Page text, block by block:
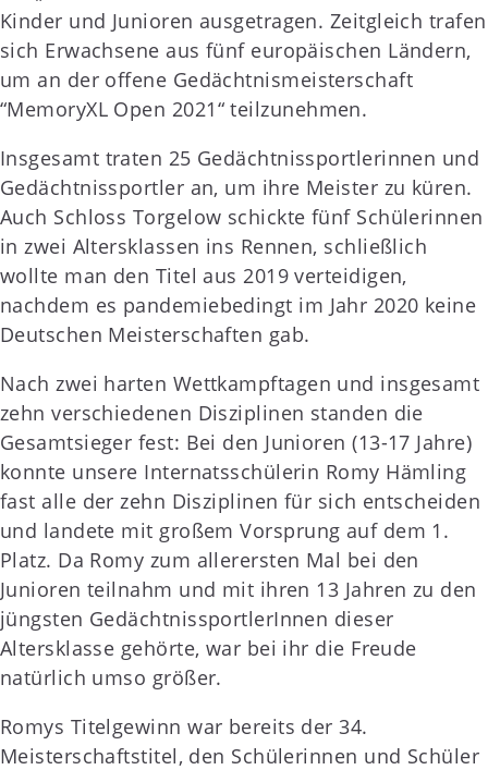
Kinder und Junioren ausgetragen. Zeitgleich trafen
sich Erwachsene aus fünf europäischen Ländern,
um an der offene Gedächtnismeisterschaft
“MemoryXL Open 2021“ teilzunehmen.
Insgesamt traten 25 Gedächtnissportlerinnen und
Gedächtnissportler an, um ihre Meister zu küren.
Auch Schloss Torgelow schickte fünf Schülerinnen
in zwei Altersklassen ins Rennen, schließlich
wollte man den Titel aus 2019 verteidigen,
nachdem es pandemiebedingt im Jahr 2020 keine
Deutschen Meisterschaften gab.
Nach zwei harten Wettkampftagen und insgesamt
zehn verschiedenen Disziplinen standen die
Gesamtsieger fest: Bei den Junioren (13-17 Jahre)
konnte unsere Internatsschülerin Romy Hämling
fast alle der zehn Disziplinen für sich entscheiden
und landete mit großem Vorsprung auf dem 1.
Platz. Da Romy zum allerersten Mal bei den
Junioren teilnahm und mit ihren 13 Jahren zu den
jüngsten GedächtnissportlerInnen dieser
Altersklasse gehörte, war bei ihr die Freude
natürlich umso größer.
Romys Titelgewinn war bereits der 34.
Meisterschaftstitel, den Schülerinnen und Schüler